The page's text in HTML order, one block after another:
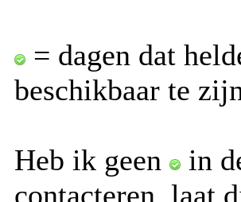
= dagen dat
beschikbaar te
Heb ik geen
in
contacteren, laat